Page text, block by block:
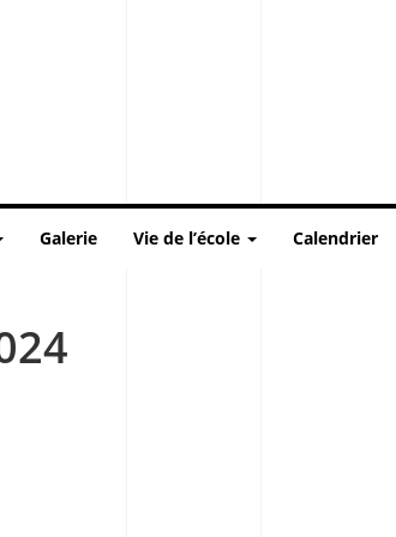
Galerie Vie de l’école Calendrier